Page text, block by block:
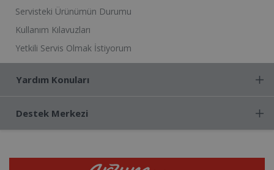
Servisteki Ürünümün Durumu
Kullanım Kılavuzları
Yetkili Servis Olmak İstiyorum
Yardım Konuları
Destek Merkezi